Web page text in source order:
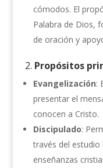
cómodos. El
Palabra de Dios,
de oración y
2. Propósitos
Evangelización:
presentar el
conocen a Cristo.
Discipulado:
través del estudio
enseñanzas